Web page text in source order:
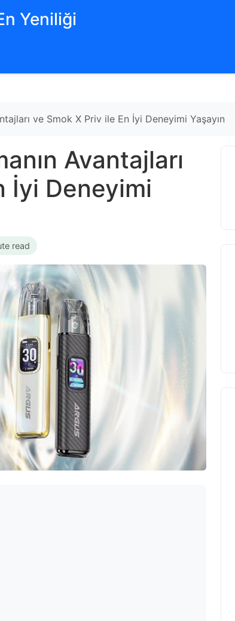
Yeniliği
ve Smok X Priv ile En İyi Deneyimi Yaşayın
Avantajları
İyi Deneyimi
read